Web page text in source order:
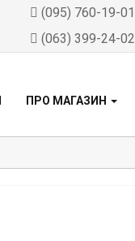
(095) 760-19-01
(063) 399-24-02
ПРО МАГАЗИН